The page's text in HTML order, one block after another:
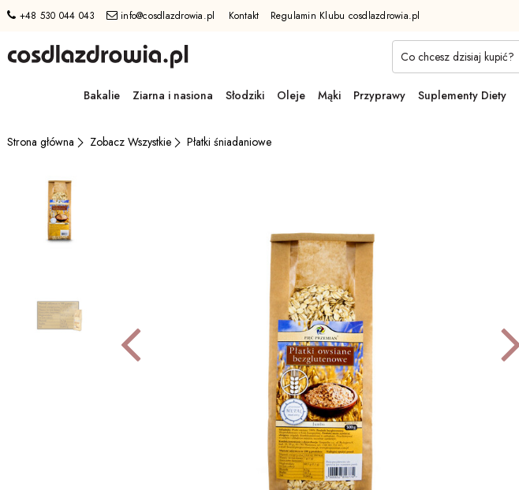
Przejdź
GŁÓWNEJ
MENU
WYSZUKIWARKI
+48 530 044 043 info@cosdlazdrowia.pl Kontakt Regulamin Klubu cosdlazdrowia.pl
Bakalie Ziarna i nasiona Słodziki Oleje Mąki Przyprawy Suplementy Diety
Strona główna Zobacz Wszystkie Płatki śniadaniowe
Poprzedni